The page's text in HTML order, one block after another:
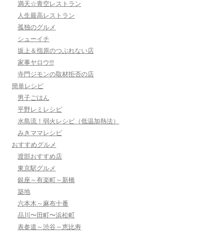
満天☆青空レストラン
人生最高レストラン
孤独のグルメ
シューイチ
坂上＆指原のつぶれない店
家事ヤロウ!!!
寺門ジモンの取材拒否の店
簡単レシピ
男子ごはん
平野レミレシピ
水島流！弱火レシピ（低温加熱法）
みきママレシピ
おすすめグルメ
渡部おすすめ店
東京駅グルメ
銀座～有楽町～新橋
築地
六本木～麻布十番
品川〜田町〜浜松町
表参道～渋谷～恵比寿